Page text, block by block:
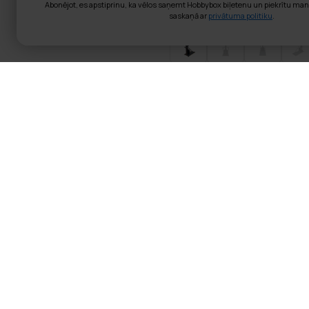
Abonējot, es apstiprinu, ka vēlos saņemt Hobbybox biļetenu un piekrītu
saskaņā ar privātuma politiku.